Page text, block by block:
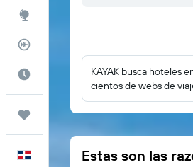
KAYAK busca hoteles
cientos de webs de
Estas son las